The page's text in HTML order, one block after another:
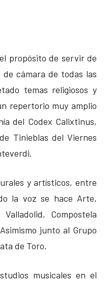
propósito de servir de
cámara de todas las
temas religiosos y
repertorio muy amplio
del Codex Calixtinus,
Tinieblas del Viernes
y artísticos, entre
la voz se hace Arte,
Compostela
junto al Grupo
de Toro.
musicales en el